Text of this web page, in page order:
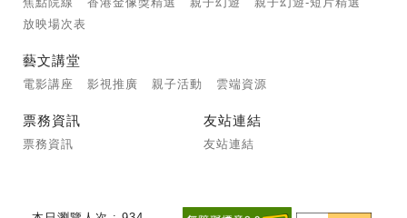
放映場次表
藝文講堂
電影講座 影視推廣 親子活動 雲端資源
票務資訊
票務資訊
友站連結
友站連結